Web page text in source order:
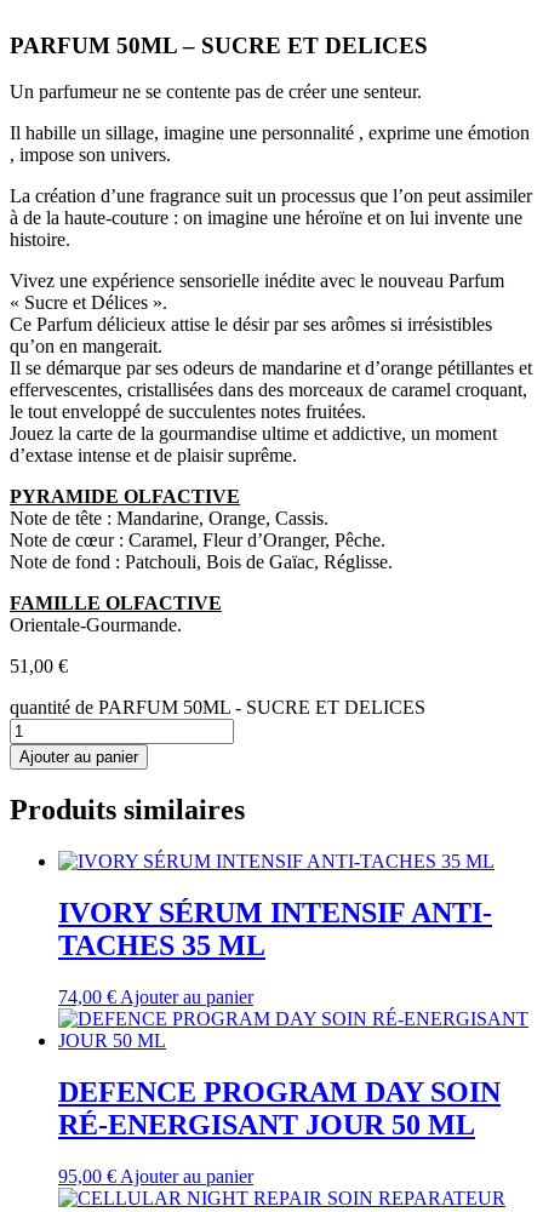
PARFUM 50ML – SUCRE ET DELICES
Un parfumeur ne se contente pas de créer une senteur.
Il habille un sillage, imagine une personnalité , exprime une émotion
, impose son univers.
La création d’une fragrance suit un processus que l’on peut assimiler
à de la haute-couture : on imagine une héroïne et on lui invente une
histoire.
Vivez une expérience sensorielle inédite avec le nouveau Parfum
« Sucre et Délices ».
Ce Parfum délicieux attise le désir par ses arômes si irrésistibles
qu’on en mangerait.
Il se démarque par ses odeurs de mandarine et d’orange pétillantes et
effervescentes, cristallisées dans des morceaux de caramel croquant,
le tout enveloppé de succulentes notes fruitées.
Jouez la carte de la gourmandise ultime et addictive, un moment
d’extase intense et de plaisir suprême.
PYRAMIDE OLFACTIVE
Note de tête : Mandarine, Orange, Cassis.
Note de cœur : Caramel, Fleur d’Oranger, Pêche.
Note de fond : Patchouli, Bois de Gaïac, Réglisse.
FAMILLE OLFACTIVE
Orientale-Gourmande.
51,00 €
quantité de PARFUM 50ML - SUCRE ET DELICES
Ajouter au panier
Produits similaires
IVORY SÉRUM INTENSIF ANTI-
TACHES 35 ML
74,00 € Ajouter au panier
DEFENCE PROGRAM DAY SOIN
RÉ-ENERGISANT JOUR 50 ML
95,00 € Ajouter au panier